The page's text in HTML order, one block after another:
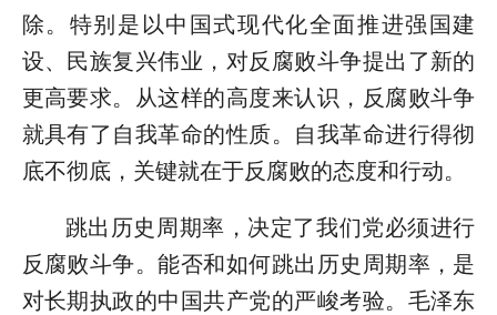
除。特别是以中国式现代化全面推进强国建
设、民族复兴伟业，对反腐败斗争提出了新的
更高要求。从这样的高度来认识，反腐败斗争
就具有了自我革命的性质。自我革命进行得彻
底不彻底，关键就在于反腐败的态度和行动。
跳出历史周期率，决定了我们党必须进行
反腐败斗争。能否和如何跳出历史周期率，是
对长期执政的中国共产党的严峻考验。毛泽东